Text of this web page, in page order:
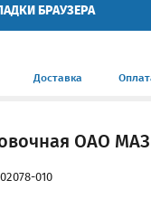
БРАУЗЕРА
Доставка
ОАО МАЗ
010